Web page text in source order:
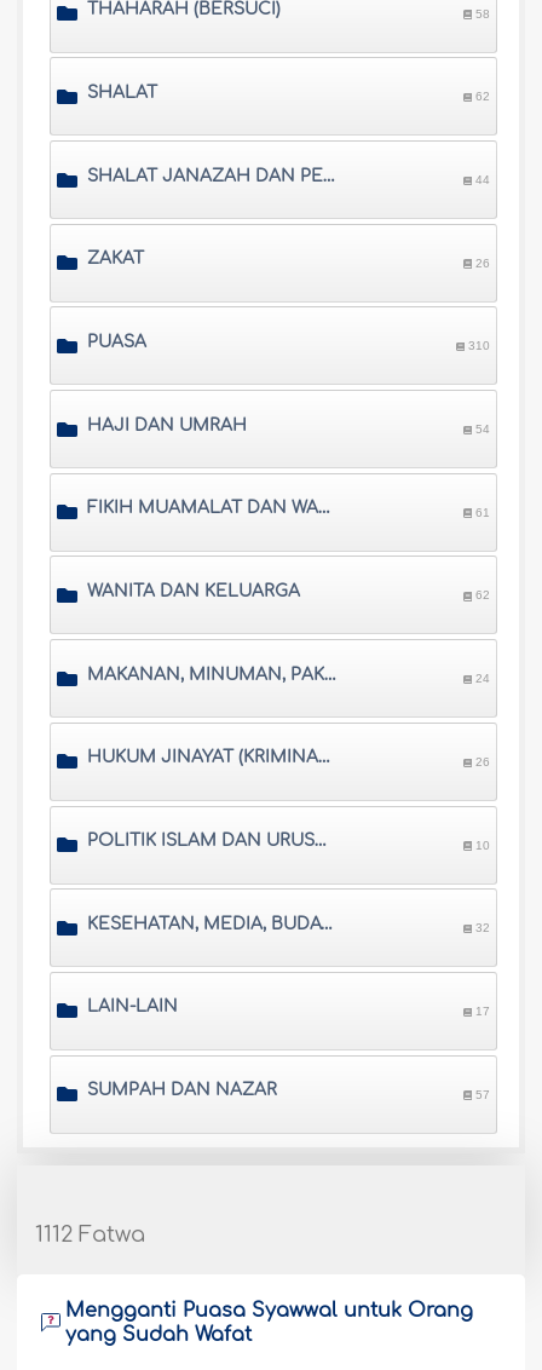
THAHARAH (BERSUCI) 58
SHALAT 62
SHALAT JANAZAH DAN PEMAKAMAN 44
ZAKAT 26
PUASA 310
HAJI DAN UMRAH 54
FIKIH MUAMALAT DAN WARISAN 61
WANITA DAN KELUARGA 62
MAKANAN, MINUMAN, PAKAIAN DAN PERHIASAN 24
HUKUM JINAYAT (KRIMINAL) DAN SISTEM PRADILAN ISLAM 26
POLITIK ISLAM DAN URUSAN INTERNASIONAL 10
KESEHATAN, MEDIA, BUDAYA, DAN SARANA HIBURAN 32
LAIN-LAIN 17
SUMPAH DAN NAZAR 57
1112 Fatwa
Mengganti Puasa Syawwal untuk Orang
yang Sudah Wafat